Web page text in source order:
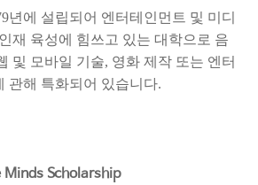
년에 설립되어 엔터테인먼트 및 미디
재 육성에 힘쓰고 있는 대학으로 음
및 모바일 기술, 영화 제작 또는 엔터
관해 특화되어 있습니다.
Minds Scholarship